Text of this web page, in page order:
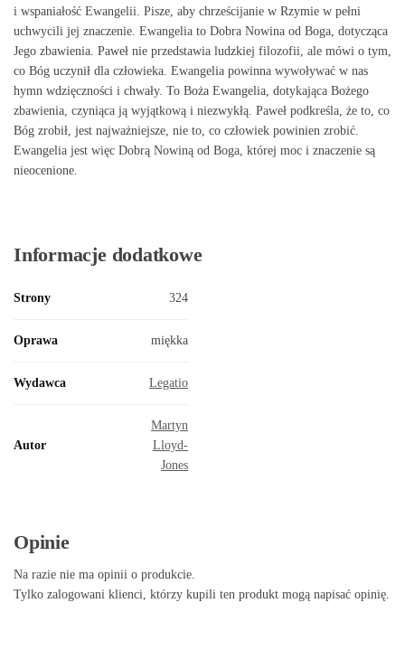
i wspaniałość Ewangelii. Pisze, aby chrześcijanie w Rzymie w pełni
uchwycili jej znaczenie. Ewangelia to Dobra Nowina od Boga, dotycząca
Jego zbawienia. Paweł nie przedstawia ludzkiej filozofii, ale mówi o tym,
co Bóg uczynił dla człowieka. Ewangelia powinna wywoływać w nas
hymn wdzięczności i chwały. To Boża Ewangelia, dotykająca Bożego
zbawienia, czyniąca ją wyjątkową i niezwykłą. Paweł podkreśla, że to, co
Bóg zrobił, jest najważniejsze, nie to, co człowiek powinien zrobić.
Ewangelia jest więc Dobrą Nowiną od Boga, której moc i znaczenie są
nieocenione.
Informacje dodatkowe
Strony 324
Oprawa miękka
Wydawca Legatio
Autor
Martyn
Lloyd-
Jones
Opinie
Na razie nie ma opinii o produkcie.
Tylko zalogowani klienci, którzy kupili ten produkt mogą napisać opinię.